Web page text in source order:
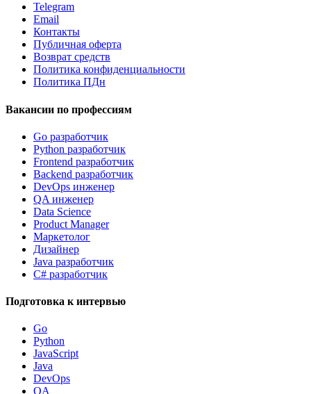
Telegram
Email
Контакты
Публичная оферта
Возврат средств
Политика конфиденциальности
Политика ПДн
Вакансии по профессиям
Go разработчик
Python разработчик
Frontend разработчик
Backend разработчик
DevOps инженер
QA инженер
Data Science
Product Manager
Маркетолог
Дизайнер
Java разработчик
C# разработчик
Подготовка к интервью
Go
Python
JavaScript
Java
DevOps
QA